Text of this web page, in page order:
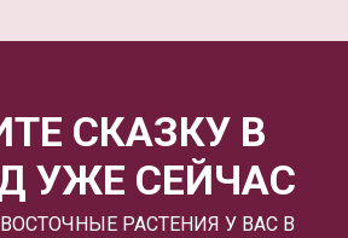
СКАЗКУ В
УЖЕ СЕЙЧАС
РАСТЕНИЯ У ВАС В